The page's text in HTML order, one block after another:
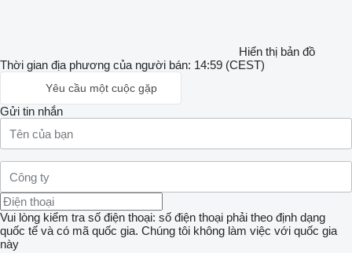
Hiển thị bản đồ
Thời gian địa phương của người bán: 14:59 (CEST)
Yêu cầu một cuộc gặp
Gửi tin nhắn
Vui lòng kiểm tra số điện thoại: số điện thoại phải theo định dạng
quốc tế và có mã quốc gia. Chúng tôi không làm việc với quốc gia
này